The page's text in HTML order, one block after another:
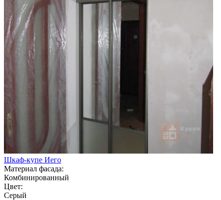
Шкаф-купе Иего
Материал фасада:
Комбинированный
Цвет:
Серый